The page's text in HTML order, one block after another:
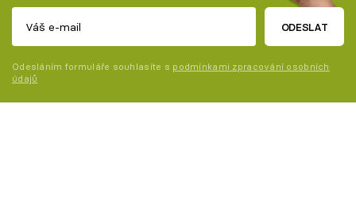
ODESLAT
Odesláním formuláře souhlasíte s podmínkami zpracování osobních
údajů